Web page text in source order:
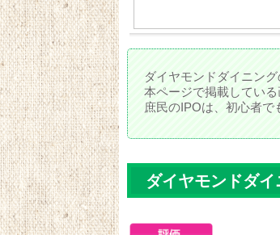
ダイヤモンドダイニン
本ページで掲載してい
庶民のIPOは、初心者で
ダイヤモンドダイ